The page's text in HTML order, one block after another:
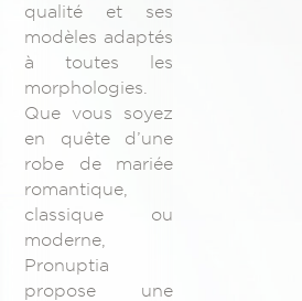
qualité et ses
modèles adaptés
à toutes les
morphologies.
Que vous soyez
en quête d’une
robe de mariée
romantique,
classique ou
moderne,
Pronuptia
propose une